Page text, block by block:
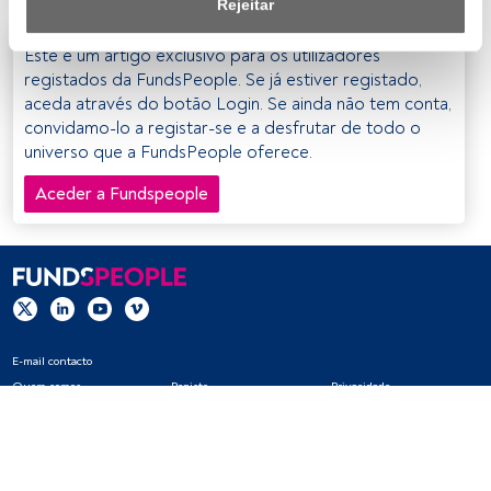
fornecer:
Utilizar dados de localização geográfica precisa. Analisar
ativamente as características do dispositivo para sua
identificação. Armazenar as informações num dispositivo
e/ou aceder às mesmas. Publicidade e conteúdo
personalizados, medição de publicidade e conteúdo,
Lista de parceiros (fornecedores)
Rejeitar
Este é um artigo exclusivo para os utilizadores
registados da FundsPeople. Se já estiver registado,
aceda através do botão Login. Se ainda não tem conta,
convidamo-lo a registar-se e a desfrutar de todo o
universo que a FundsPeople oferece.
Aceder a Fundspeople
E-mail contacto
Quem somos
Registo
Privacidade